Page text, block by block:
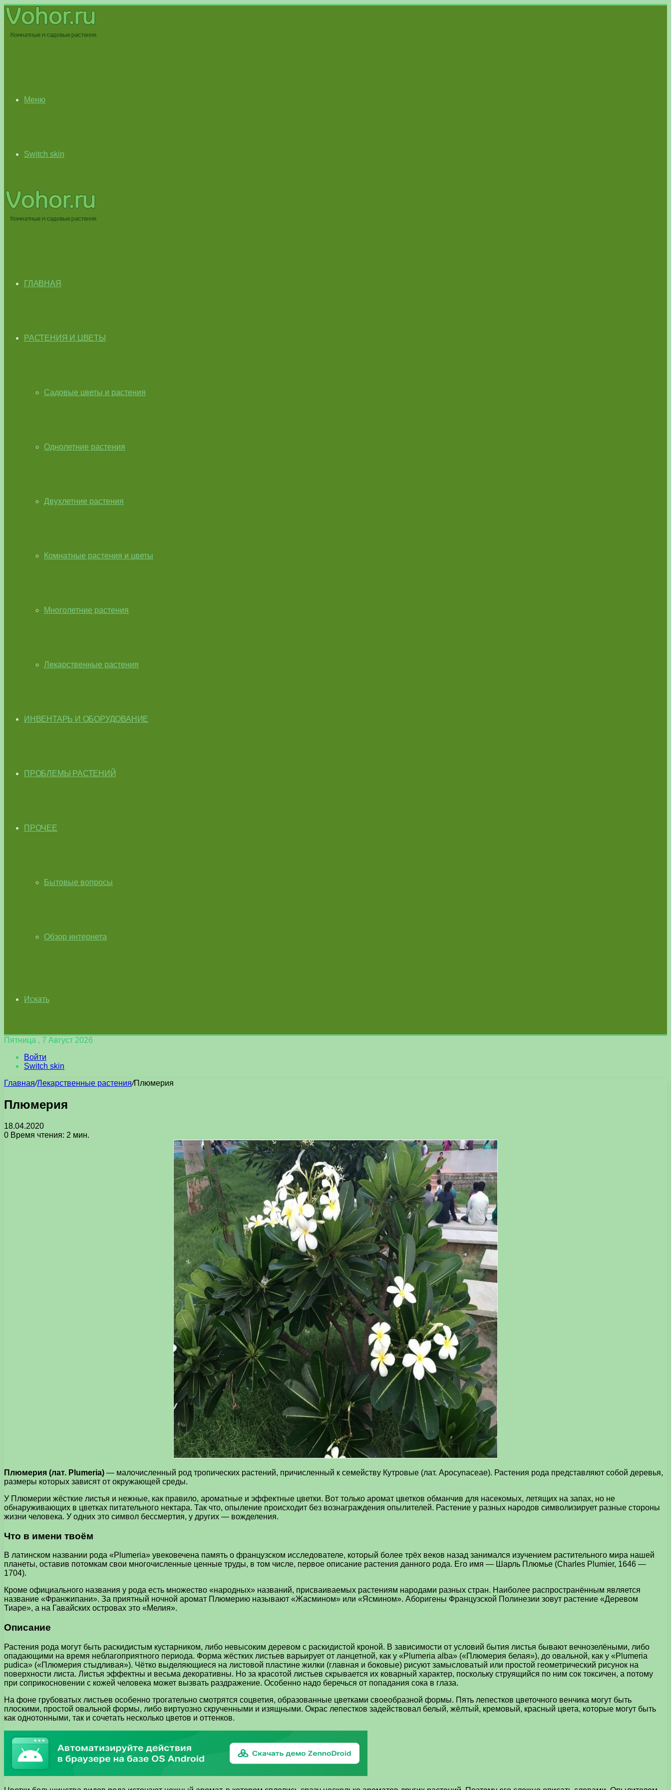
Меню
Switch skin
ГЛАВНАЯ
РАСТЕНИЯ И ЦВЕТЫ
Садовые цветы и растения
Однолетние растения
Двухлетние растения
Комнатные растения и цветы
Многолетние растения
Лекарственные растения
ИНВЕНТАРЬ И ОБОРУДОВАНИЕ
ПРОБЛЕМЫ РАСТЕНИЙ
ПРОЧЕЕ
Бытовые вопросы
Обзор интернета
Искать
Пятница , 7 Август 2026
Войти
Switch skin
Главная/Лекарственные растения/Плюмерия
Плюмерия
18.04.2020
0 Время чтения: 2 мин.
Плюмерия (лат. Plumeria) — малочисленный род тропических растений, причисленный к семейству Кутровые (лат. Apocynaceae). Растения рода представляют собой деревья,
размеры которых зависят от окружающей среды.
У Плюмерии жёсткие листья и нежные, как правило, ароматные и эффектные цветки. Вот только аромат цветков обманчив для насекомых, летящих на запах, но не
обнаруживающих в цветках питательного нектара. Так что, опыление происходит без вознаграждения опылителей. Растение у разных народов символизирует разные стороны
жизни человека. У одних это символ бессмертия, у других — вожделения.
Что в имени твоём
В латинском названии рода «Plumeria» увековечена память о французском исследователе, который более трёх веков назад занимался изучением растительного мира нашей
планеты, оставив потомкам свои многочисленные ценные труды, в том числе, первое описание растения данного рода. Его имя — Шарль Плюмье (Charles Plumier, 1646 —
1704).
Кроме официального названия у рода есть множество «народных» названий, присваиваемых растениям народами разных стран. Наиболее распространённым является
название «Франжипани». За приятный ночной аромат Плюмерию называют «Жасмином» или «Ясмином». Аборигены Французской Полинезии зовут растение «Деревом
Тиаре», а на Гавайских островах это «Мелия».
Описание
Растения рода могут быть раскидистым кустарником, либо невысоким деревом с раскидистой кроной. В зависимости от условий бытия листья бывают вечнозелёными, либо
опадающими на время неблагоприятного периода. Форма жёстких листьев варьирует от ланцетной, как у «Plumeria alba» («Плюмерия белая»), до овальной, как у «Plumeria
pudica» («Плюмерия стыдливая»). Чётко выделяющиеся на листовой пластине жилки (главная и боковые) рисуют замысловатый или простой геометрический рисунок на
поверхности листа. Листья эффектны и весьма декоративны. Но за красотой листьев скрывается их коварный характер, поскольку струящийся по ним сок токсичен, а потому
при соприкосновении с кожей человека может вызвать раздражение. Особенно надо беречься от попадания сока в глаза.
На фоне грубоватых листьев особенно трогательно смотрятся соцветия, образованные цветками своеобразной формы. Пять лепестков цветочного венчика могут быть
плоскими, простой овальной формы, либо виртуозно скрученными и изящными. Окрас лепестков задействовал белый, жёлтый, кремовый, красный цвета, которые могут быть
как однотонными, так и сочетать несколько цветов и оттенков.